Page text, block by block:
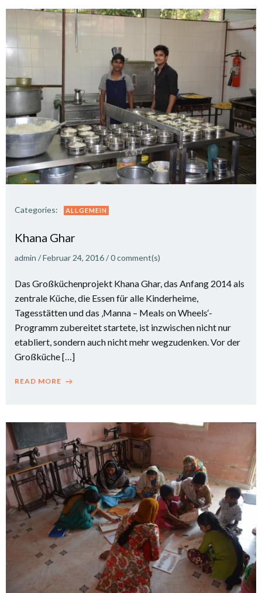
Categories: ALLGEMEIN
Khana Ghar
admin /Februar 24, 2016/0comment(s)
Das Großküchenprojekt Khana Ghar, das Anfang 2014 als
zentrale Küche, die Essen für alle Kinderheime,
Tagesstätten und das ‚Manna – Meals on Wheels‘-
Programm zubereitet startete, ist inzwischen nicht nur
etabliert, sondern auch nicht mehr wegzudenken. Vor der
Großküche […]
READ MORE